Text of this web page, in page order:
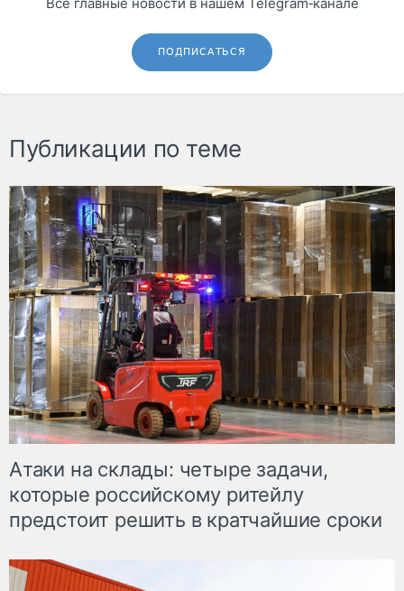
ПОДПИСАТЬСЯ
Публикации по теме
Атаки на склады: четыре задачи,
которые российскому ритейлу
предстоит решить в кратчайшие сроки